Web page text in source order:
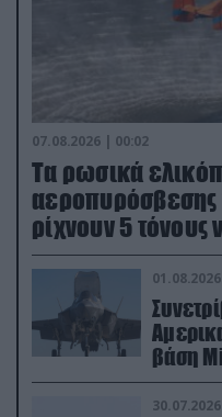
07.08.2026 | 00:02
Τα ρωσικά
ρίχνουν 5
01.08.2026
βάση
30.07.2026